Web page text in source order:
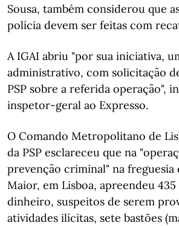
Sousa, também considerou que
polícia devem ser feitas com
A IGAI abriu "por sua iniciativa,
administrativo, com solicitação
PSP sobre a referida operação",
inspetor-geral ao Expresso.
O Comando Metropolitano de
da PSP esclareceu que na
prevenção criminal" na freguesia
Maior, em Lisboa, apreendeu
dinheiro, suspeitos de serem
atividades ilícitas, sete bastões